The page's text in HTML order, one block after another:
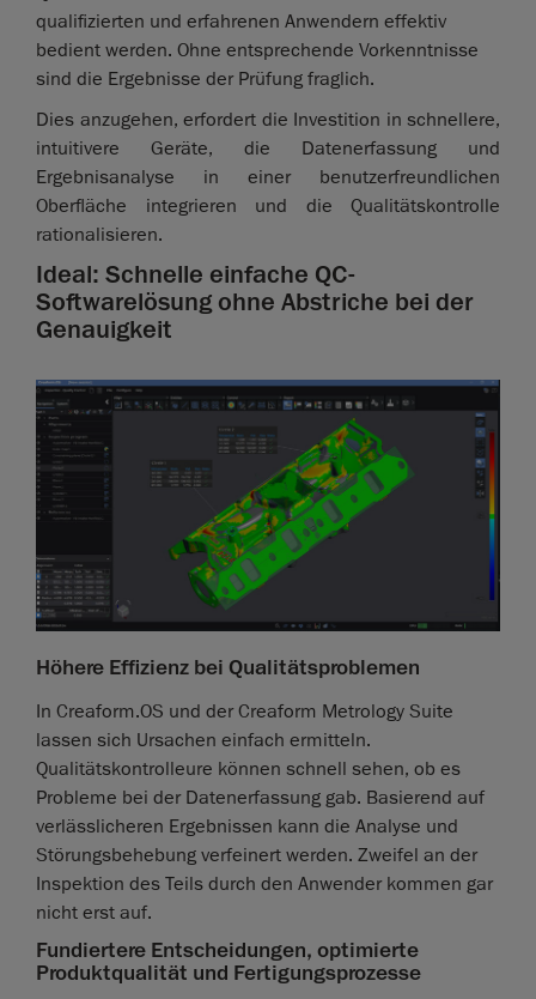
qualifizierten und erfahrenen Anwendern effektiv
bedient werden. Ohne entsprechende Vorkenntnisse
sind die Ergebnisse der Prüfung fraglich.
Dies anzugehen, erfordert die Investition in schnellere,
intuitivere Geräte, die Datenerfassung und
Ergebnisanalyse in einer benutzerfreundlichen
Oberfläche integrieren und die Qualitätskontrolle
rationalisieren.
Ideal: Schnelle einfache QC-
Softwarelösung ohne Abstriche bei der
Genauigkeit
Höhere Effizienz bei Qualitätsproblemen
In Creaform.OS und der Creaform Metrology Suite
lassen sich Ursachen einfach ermitteln.
Qualitätskontrolleure können schnell sehen, ob es
Probleme bei der Datenerfassung gab. Basierend auf
verlässlicheren Ergebnissen kann die Analyse und
Störungsbehebung verfeinert werden. Zweifel an der
Inspektion des Teils durch den Anwender kommen gar
nicht erst auf.
Fundiertere Entscheidungen, optimierte
Produktqualität und Fertigungsprozesse